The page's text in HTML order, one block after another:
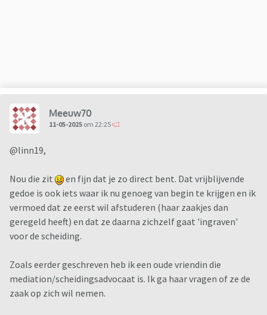
idee dat we na haar afstuderen eindelijk tijd voor elkaar
zouden kunnen hebben, onze zoon is inmiddels een stoere,
knappe puber dus dat zou wel goedkomen, dacht ik.
Maar ja, gisteren heb ik de moed volledig opgegeven en ben
nu op zoek naar een klein appartementje in onze buurt wat
ik kan kopen.... Huis staat op haar naam en geen contract,
mooi de sjaak dus maar heb nog wel mijn eergevoel.
En dan.... Hoe nu verder met 55 jaar, een gebroken hart en al
mijn minpunten?
Iemand enig idee?
Meeuw70
11-05-2025 om 22:25
@linn19,
Nou die zit
en fijn dat je zo direct bent. Dat vrijblijvende
gedoe is ook iets waar ik nu genoeg van begin te krijgen en ik
vermoed dat ze eerst wil afstuderen (haar zaakjes dan
geregeld heeft) en dat ze daarna zichzelf gaat 'ingraven'
voor de scheiding.
Zoals eerder geschreven heb ik een oude vriendin die
mediation/scheidingsadvocaat is. Ik ga haar vragen of ze de
zaak op zich wil nemen.